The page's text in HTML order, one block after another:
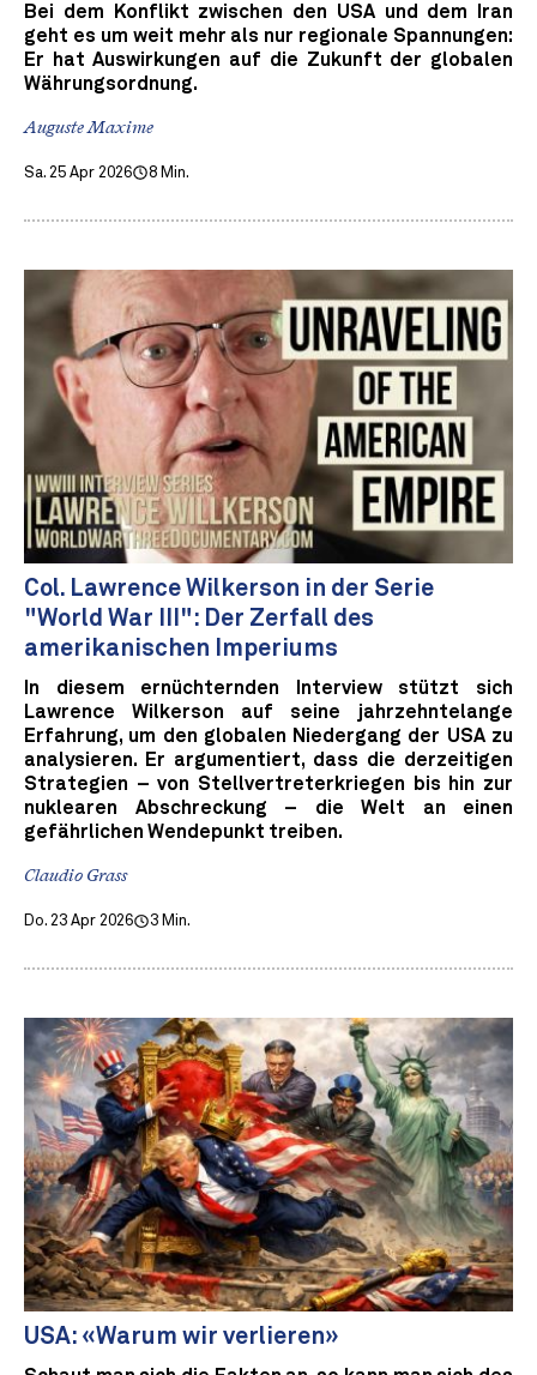
Bei dem Konflikt zwischen den USA und dem Iran
geht es um weit mehr als nur regionale Spannungen:
Er hat Auswirkungen auf die Zukunft der globalen
Währungsordnung.
Auguste Maxime
Sa. 25 Apr 2026 8 Min.
Col. Lawrence Wilkerson in der Serie
"World War III": Der Zerfall des
amerikanischen Imperiums
In diesem ernüchternden Interview stützt sich
Lawrence Wilkerson auf seine jahrzehntelange
Erfahrung, um den globalen Niedergang der USA zu
analysieren. Er argumentiert, dass die derzeitigen
Strategien – von Stellvertreterkriegen bis hin zur
nuklearen Abschreckung – die Welt an einen
gefährlichen Wendepunkt treiben.
Claudio Grass
Do. 23 Apr 2026 3 Min.
USA: «Warum wir verlieren»